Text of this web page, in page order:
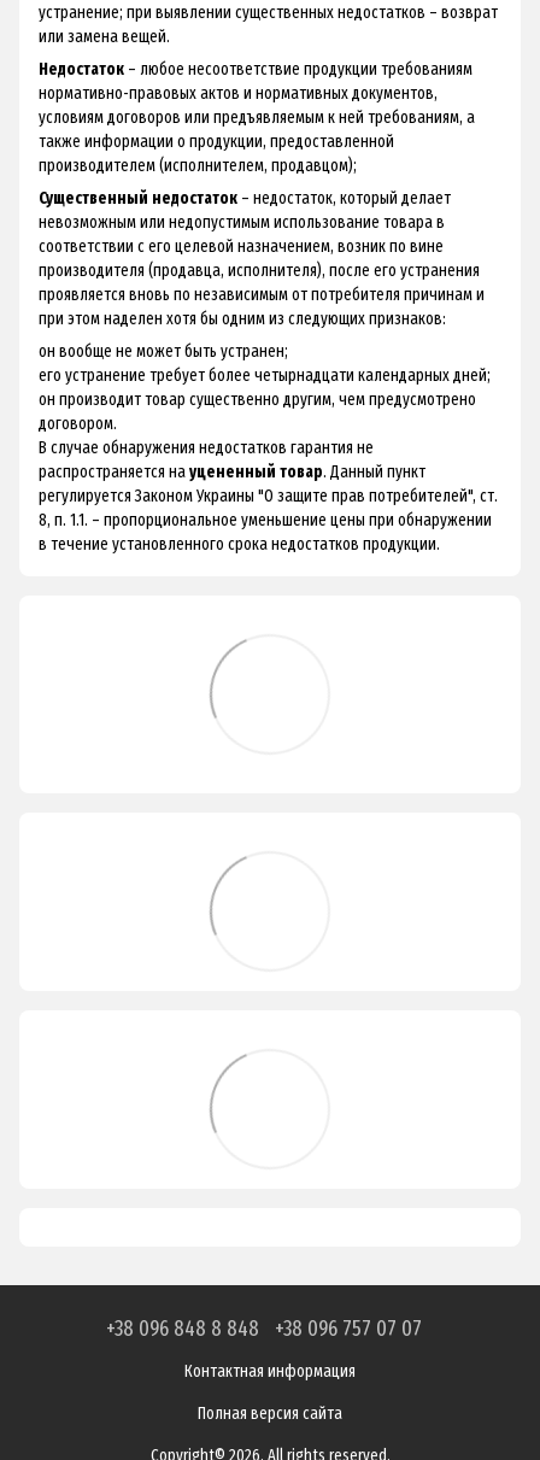
устранение; при выявлении существенных недостатков – возврат
или замена вещей.
Недостаток – любое несоответствие продукции требованиям
нормативно-правовых актов и нормативных документов,
условиям договоров или предъявляемым к ней требованиям, а
также информации о продукции, предоставленной
производителем (исполнителем, продавцом);
Существенный недостаток – недостаток, который делает
невозможным или недопустимым использование товара в
соответствии с его целевой назначением, возник по вине
производителя (продавца, исполнителя), после его устранения
проявляется вновь по независимым от потребителя причинам и
при этом наделен хотя бы одним из следующих признаков:
он вообще не может быть устранен;
его устранение требует более четырнадцати календарных дней;
он производит товар существенно другим, чем предусмотрено
договором.
В случае обнаружения недостатков гарантия не
распространяется науцененный товар. Данный пункт
регулируется Законом Украины "О защите прав потребителей", ст.
8, п. 1.1. – пропорциональное уменьшение цены при обнаружении
в течение установленного срока недостатков продукции.
+38 096 848 8 848 +38 096 757 07 07
Контактная информация
Полная версия сайта
Copyright© 2026. All rights reserved.